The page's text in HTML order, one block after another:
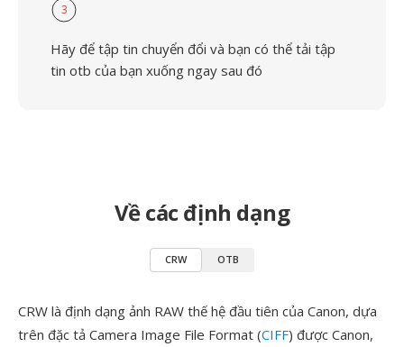
3
Hãy để tập tin chuyển đổi và bạn có thể tải tập
tin otb của bạn xuống ngay sau đó
Về các định dạng
CRW OTB
CRW là định dạng ảnh RAW thế hệ đầu tiên của Canon, dựa
trên đặc tả Camera Image File Format (CIFF) được Canon,